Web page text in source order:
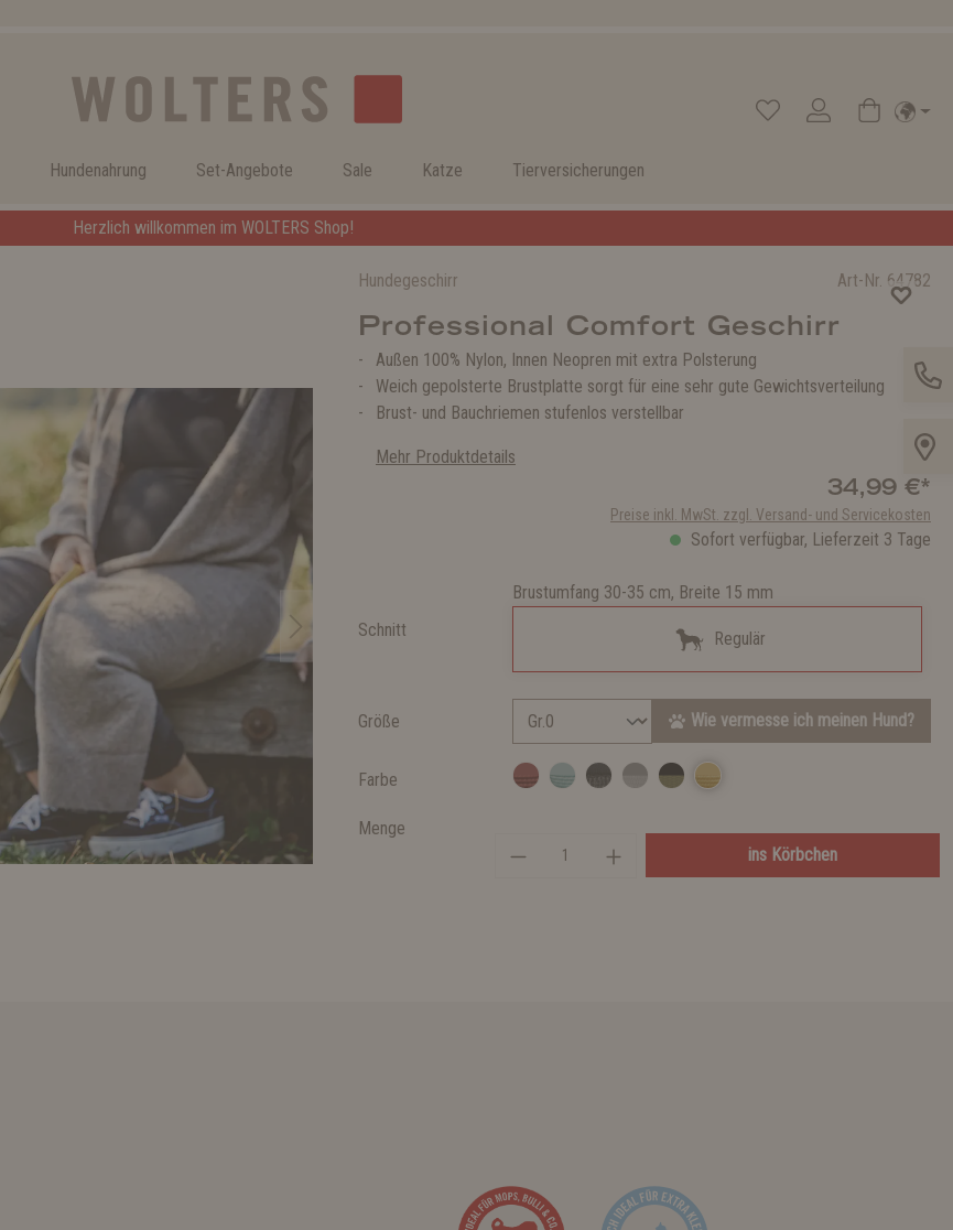
Hundenahrung Set-Angebote Sale Katze Tierversicherungen
Herzlich willkommen im WOLTERS Shop!
Hundegeschirr Art-Nr. 64782
Professional Comfort Geschirr
Außen 100% Nylon, Innen Neopren mit extra Polsterung
Weich gepolsterte Brustplatte sorgt für eine sehr gute Gewichtsverteilung
Brust- und Bauchriemen stufenlos verstellbar
Mehr Produktdetails
34,99 €*
Preise inkl. MwSt. zzgl. Versand- und Servicekosten
Sofort verfügbar, Lieferzeit 3 Tage
Schnitt
Brustumfang 30-35 cm, Breite 15 mm
Regulär
Größe Wie vermesse ich meinen Hund?
Farbe
Menge
ins Körbchen